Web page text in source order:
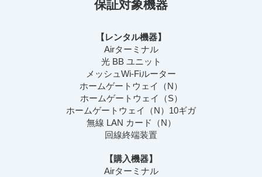
保証対象機器
【レンタル機器】
Airターミナル
光 BB ユニット
メッシュWi-Fiルーター
ホームゲートウェイ（N）
ホームゲートウェイ（S）
ホームゲートウェイ（N）10ギガ
無線 LAN カード（N）
回線終端装置
【購入機器】
Airターミナル